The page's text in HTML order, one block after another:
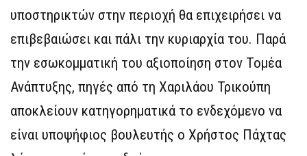
υποστηρικτών στην περιοχή θα επιχειρήσει να
επιβεβαιώσει και πάλι την κυριαρχία του. Παρά
την εσωκομματική του αξιοποίηση στον Τομέα
Ανάπτυξης, πηγές από τη Χαριλάου Τρικούπη
αποκλείουν κατηγορηματικά το ενδεχόμενο να
είναι υποψήφιος βουλευτής ο Χρήστος Πάχτας